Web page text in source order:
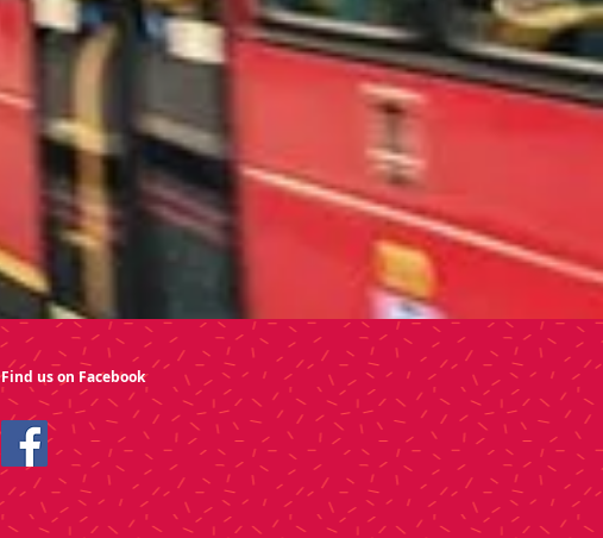
Find us on Facebook